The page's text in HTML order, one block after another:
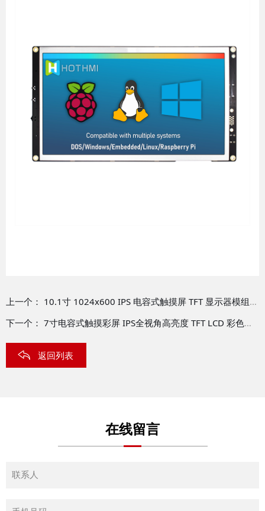
上一个： 10.1寸 1024x600 IPS 电容式触摸屏 TFT 显示器模组支援讯号连接器 树莓派专用 HTM-H101A9--A05C
下一个： 7寸电容式触摸彩屏 IPS全视角高亮度 TFT LCD 彩色液晶显示屏带控制器板1024x600 HTM-H070A2-RGB-B06-CTP
返回列表
在线留言